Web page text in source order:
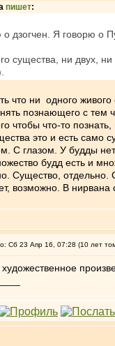
пишет:
о дзогчен. Я говорю о
существа, ни двух,
что ни одного
познающего с тем
чтобы что-то
это и есть само
С глазом. У будды
будд есть и
Существо, отдельно.
возможно. В нирвана
Сб 23 Апр 16, 07:28 (10 лет